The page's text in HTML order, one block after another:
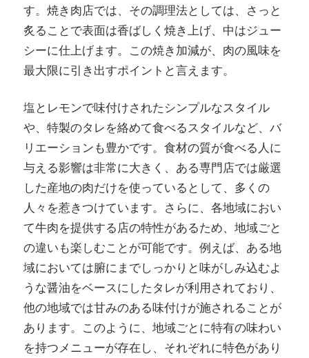
す。焼き肉店では、その調理法としては、さっと
炙ることで表面は香ばしく焼き上げ、中はジュー
シーに仕上げます。この焼き加減が、肉の風味を
最大限に引き出すポイントと言えます。
塩とレモンで味付けされたシンプルなスタイル
や、特製のタレを絡めて食べるスタイルなど、バ
リエーションも豊かです。食材の質が食べる人に
与える影響は非常に大きく、ある専門店では厳選
した産地の肉だけを使っているとして、多くの
人々を惹きつけています。さらに、各地域におい
て牛肉を提供する店の特性があるため、地域ごと
の違いも楽しむことが可能です。例えば、ある地
域においては腑にまでしっかりと味がしみ込むよ
うな醤油をベースにしたタレが利用されており、
他の地域では甘みのある味付けが施されることが
あります。このように、地域ごとに特有の味わい
を持つメニューが存在し、それぞれに特色があり